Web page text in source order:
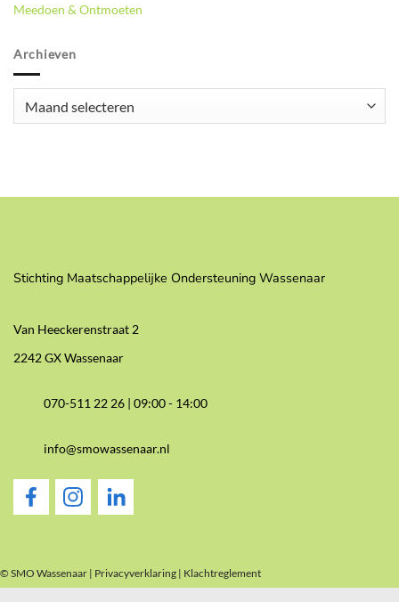
Meedoen & Ontmoeten
Archieven
Stichting Maatschappelijke Ondersteuning Wassenaar
Van Heeckerenstraat 2
2242 GX Wassenaar
070-511 22 26 |09:00 - 14:00
info@smowassenaar.nl
© SMO Wassenaar | Privacyverklaring | Klachtreglement